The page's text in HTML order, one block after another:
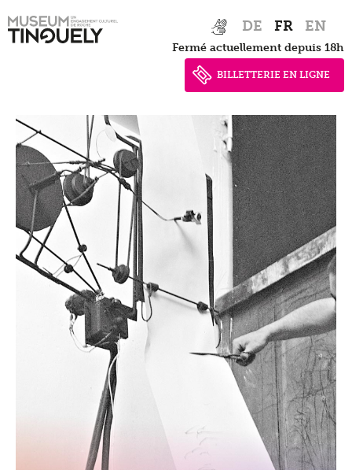
Hauptnavigation
to
DE FR EN
Fermé actuellement depuis 18h
BILLETTERIE EN LIGNE